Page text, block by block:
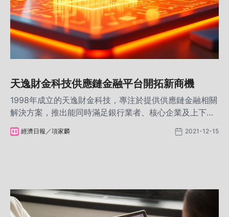
天逸財金科技供應鏈金融平台開拓新商機
1998年成立的天逸財金科技，專注於提供供應鏈金融相關
解決方案，推出能同時滿足銀行業者、核心企業及上下游
術所構成，有效解決銀行對於風險控制上的擔憂，開創四
經濟日報／項家麟 2021-12-15